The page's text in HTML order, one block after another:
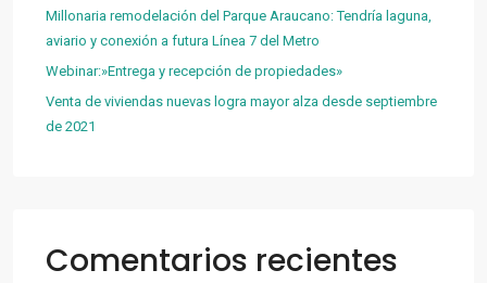
Millonaria remodelación del Parque Araucano: Tendría laguna,
aviario y conexión a futura Línea 7 del Metro
Webinar:»Entrega y recepción de propiedades»
Venta de viviendas nuevas logra mayor alza desde septiembre
de 2021
Comentarios recientes